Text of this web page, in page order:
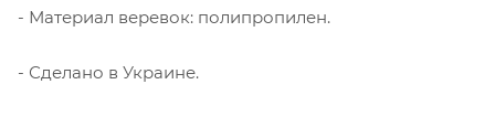
- Материал веревок: полипропилен.
- Сделано в Украине.